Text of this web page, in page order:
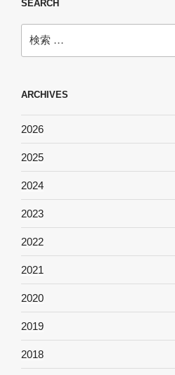
SEARCH
索:
ARCHIVES
2026
2025
2024
2023
2022
2021
2020
2019
2018